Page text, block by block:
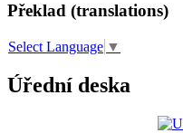
Překlad (translations)
Select Language ▼
Úřední deska